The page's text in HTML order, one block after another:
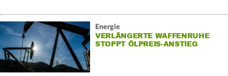
Energie
VERLÄNGERTE WAFFENRUHE
STOPPT ÖLPREIS-ANSTIEG